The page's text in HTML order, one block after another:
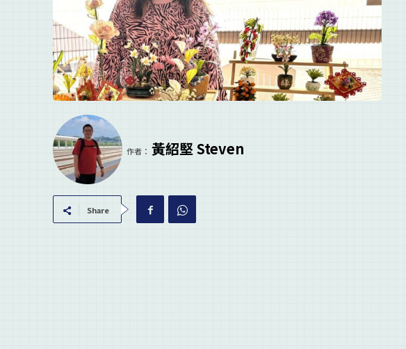
作者： 黃紹堅 Steven
Share